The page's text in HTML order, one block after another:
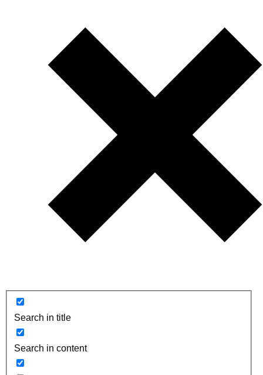
Search in title
Search in content